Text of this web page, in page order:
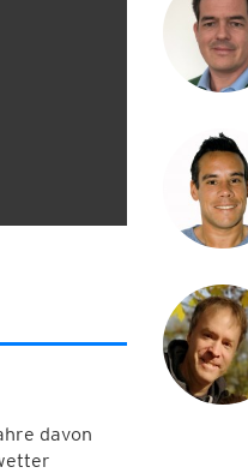
davon